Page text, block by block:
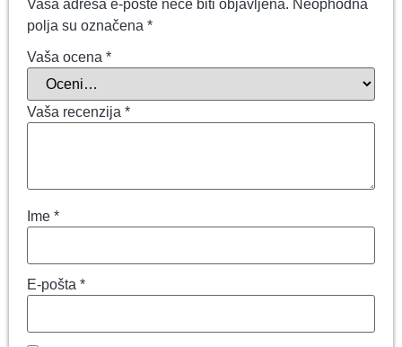
Vaša adresa e-pošte neće biti objavljena. Neophodna
polja su označena *
Vaša ocena *
Vaša recenzija *
Ime *
E-pošta *